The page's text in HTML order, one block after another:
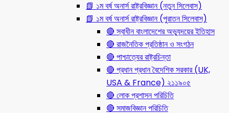
📗 ১ম বর্ষ অনার্স রাষ্ট্রবিজ্ঞান (নতুন সিলেবাস)
📗 ১ম বর্ষ অনার্স রাষ্ট্রবিজ্ঞান (পুরাতন সিলেবাস)
🔴 স্বাধীন বাংলাদেশের অভ্যুদয়ের ইতিহাস
🔴 রাজনৈতিক প্রতিষ্ঠান ও সংগঠন
🔴 পাশ্চাত্যের রাষ্ট্রচিন্তা
🔴 প্রধান প্রধান বৈদেশিক সরকার (UK,
USA & France) ২১১৯০৫
🔴 লোক প্রশাসন পরিচিতি
🔴 সমাজবিজ্ঞান পরিচিতি